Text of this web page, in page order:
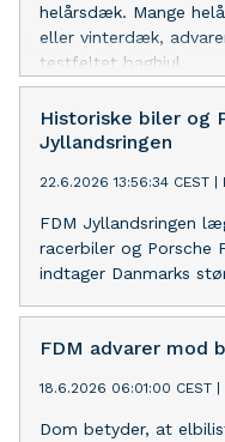
helårsdæk. Mange
eller vinterdæk,
testfeltet baghjul.
Historiske biler og
Jyllandsringen
22.6.2026 13:56:34 CEST |
FDM Jyllandsringen
racerbiler og Porsche
indtager Danmarks
FDM advarer mod
18.6.2026 06:01:00 CEST |
Dom betyder, at